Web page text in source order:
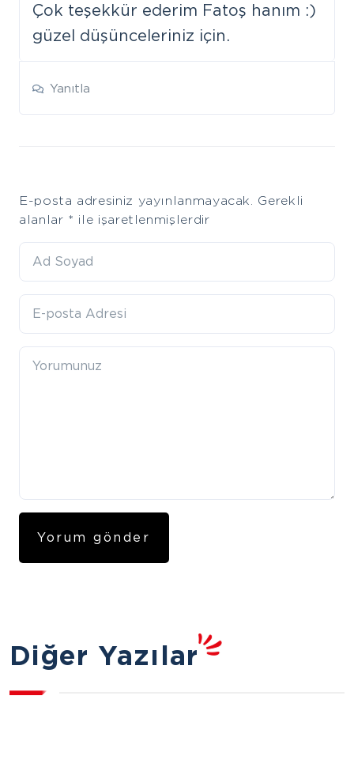
Çok teşekkür ederim Fatoş hanım :)
güzel düşünceleriniz için.
Yanıtla
a
comment
E-posta adresiniz yayınlanmayacak. Gerekli
alanlar * ile işaretlenmişlerdir
Diğer Yazılar